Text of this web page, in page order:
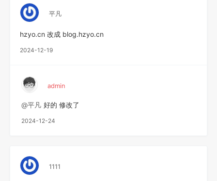
平凡
hzyo.cn 改成 blog.hzyo.cn
2024-12-19
admin
@平凡 好的 修改了
2024-12-24
1111